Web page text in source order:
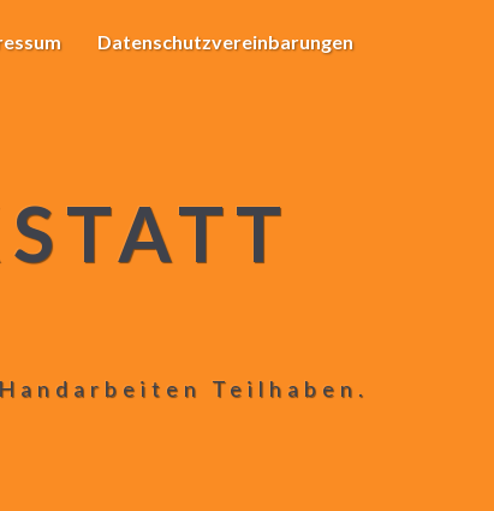
Datenschutzvereinbarungen
Teilhaben.